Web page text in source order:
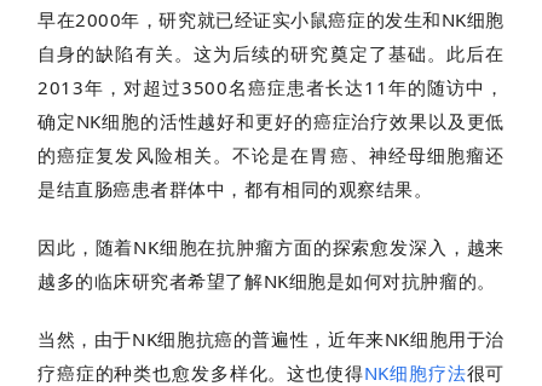
首
页
早在2000年，研究就已经证实小鼠癌症的发生和NK细胞
自身的缺陷有关。这为后续的研究奠定了基础。此后在
2013年，对超过3500名癌症患者长达11年的随访中，
确定NK细胞的活性越好和更好的癌症治疗效果以及更低
的癌症复发风险相关。不论是在胃癌、神经母细胞瘤还
是结直肠癌患者群体中，都有相同的观察结果。
因此，随着NK细胞在抗肿瘤方面的探索愈发深入，越来
越多的临床研究者希望了解NK细胞是如何对抗肿瘤的。
当然，由于NK细胞抗癌的普遍性，近年来NK细胞用于治
疗癌症的种类也愈发多样化。这也使得NK细胞疗法很可